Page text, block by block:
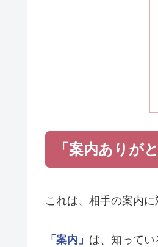
「案内ありが
これは、相手の案内に
「案内」 は、知ってい